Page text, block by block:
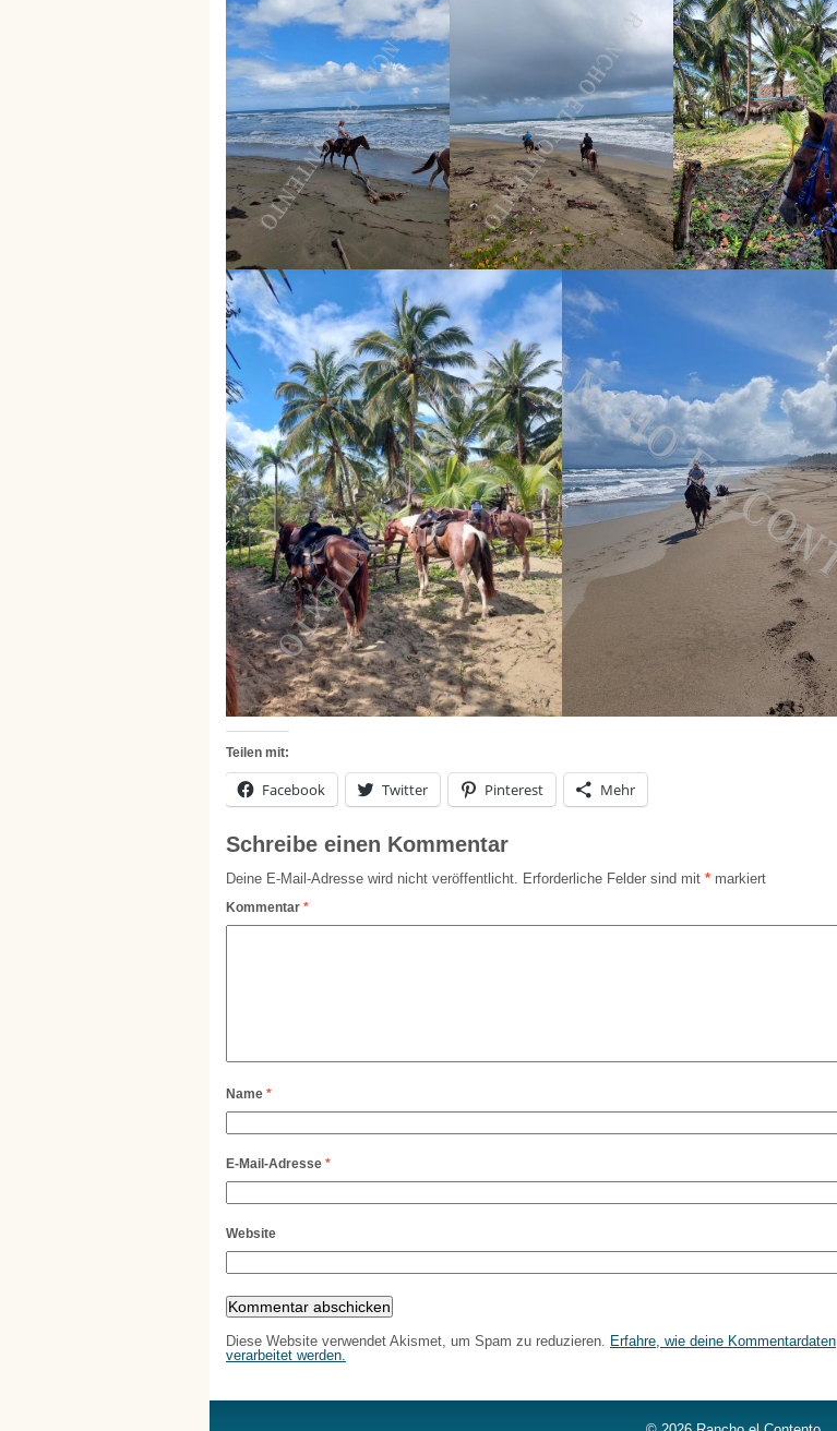
Teilen mit:
Facebook Twitter Pinterest Mehr
Schreibe einen Kommentar
Deine E-Mail-Adresse wird nicht veröffentlicht. Erforderliche Felder sind mit * markiert
Kommentar *
Name *
E-Mail-Adresse *
Website
Diese Website verwendet Akismet, um Spam zu reduzieren. Erfahre, wie deine Kommentardaten
verarbeitet werden.